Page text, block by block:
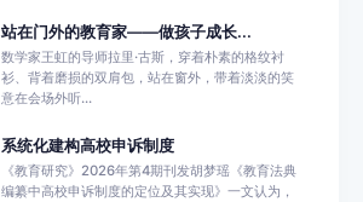
站在门外的教育家——做孩子成长...
数学家王虹的导师拉里·古斯，穿着朴素的格纹衬
衫、背着磨损的双肩包，站在窗外，带着淡淡的笑
意在会场外听...
系统化建构高校申诉制度
《教育研究》2026年第4期刊发胡梦瑶《教育法典
编纂中高校申诉制度的定位及其实现》一文认为，